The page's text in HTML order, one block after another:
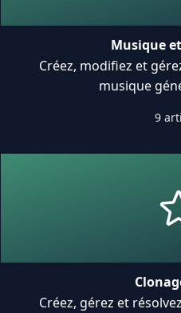
Musique
Créez, modifiez et
musique
9
Créez, gérez et